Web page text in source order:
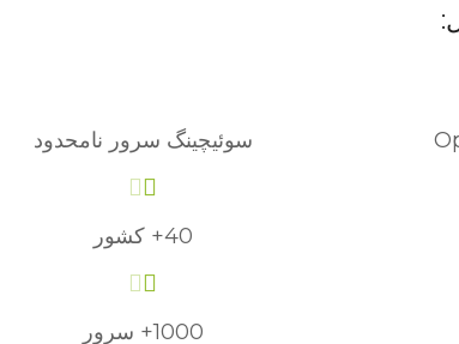
سوئیچینگ سرور نامحدود
40+ کشور
1000+ سرور